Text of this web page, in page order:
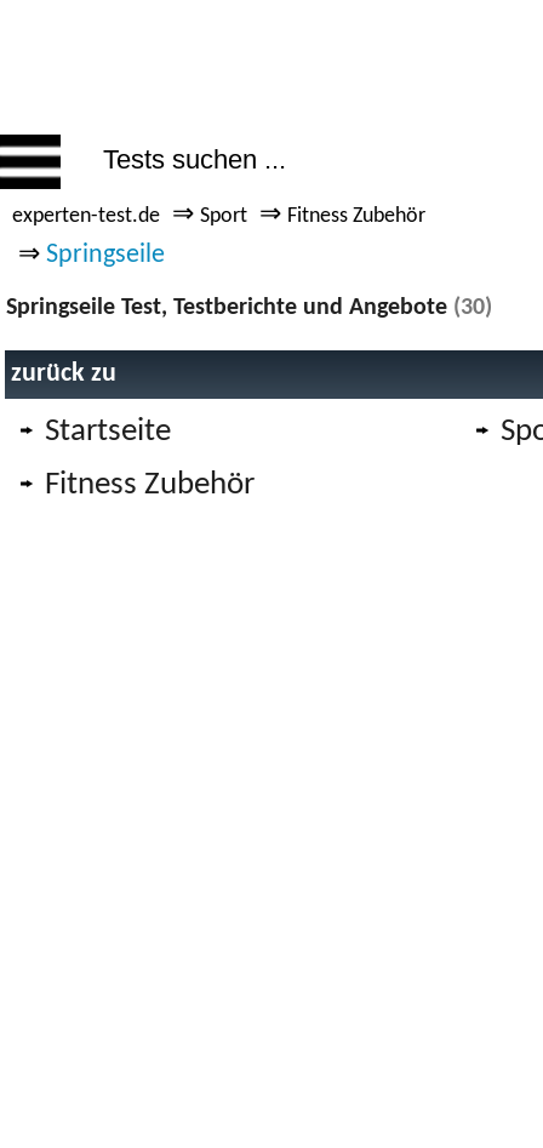
experten-test.de ⇒ Sport ⇒ Fitness Zubehör
⇒ Springseile
Springseile Test, Testberichte und Angebote (30)
zurück zu
Startseite
Fitness Zubehör